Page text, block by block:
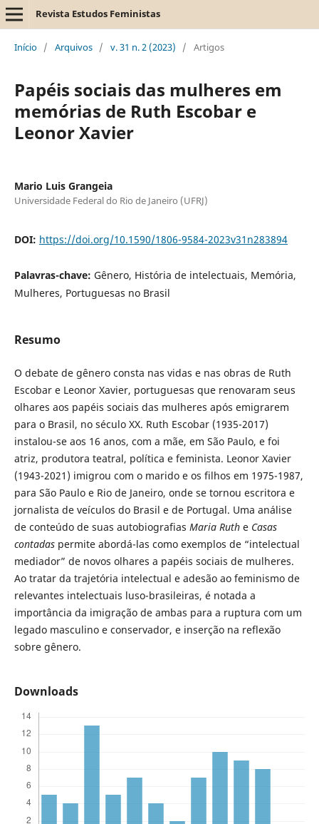
Revista Estudos Feministas
Início / Arquivos / v. 31 n. 2 (2023) / Artigos
Papéis sociais das mulheres em
memórias de Ruth Escobar e
Leonor Xavier
Mario Luis Grangeia
Universidade Federal do Rio de Janeiro (UFRJ)
DOI: https://doi.org/10.1590/1806-9584-2023v31n283894
Palavras-chave: Gênero, História de intelectuais, Memória,
Mulheres, Portuguesas no Brasil
Resumo
O debate de gênero consta nas vidas e nas obras de Ruth
Escobar e Leonor Xavier, portuguesas que renovaram seus
olhares aos papéis sociais das mulheres após emigrarem
para o Brasil, no século XX. Ruth Escobar (1935-2017)
instalou-se aos 16 anos, com a mãe, em São Paulo, e foi
atriz, produtora teatral, política e feminista. Leonor Xavier
(1943-2021) imigrou com o marido e os filhos em 1975-1987,
para São Paulo e Rio de Janeiro, onde se tornou escritora e
jornalista de veículos do Brasil e de Portugal. Uma análise
de conteúdo de suas autobiografias Maria Ruthe Casas
contadaspermite abordá-las como exemplos de “intelectual
mediador” de novos olhares a papéis sociais de mulheres.
Ao tratar da trajetória intelectual e adesão ao feminismo de
relevantes intelectuais luso-brasileiras, é notada a
importância da imigração de ambas para a ruptura com um
legado masculino e conservador, e inserção na reflexão
sobre gênero.
Downloads